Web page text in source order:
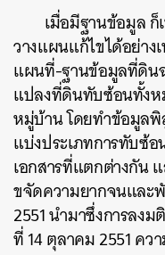
เมื่อมีฐานข้อมูล
วางแผนแก้ไขได้อย่า
แผนที่-ฐานข้อมูลที่ดิน
แปลงที่ดินทับซ้อนทั้งห
หมู่บ้าน โดยทำข้อมูล
แบ่งประเภทการทับซ้อ
เอกสารที่แตกต่างกัน
ขจัดความยากจนแล
2551 นำมาซึ่งการลง
ที่ 14 ตุลาคม 2551 คว